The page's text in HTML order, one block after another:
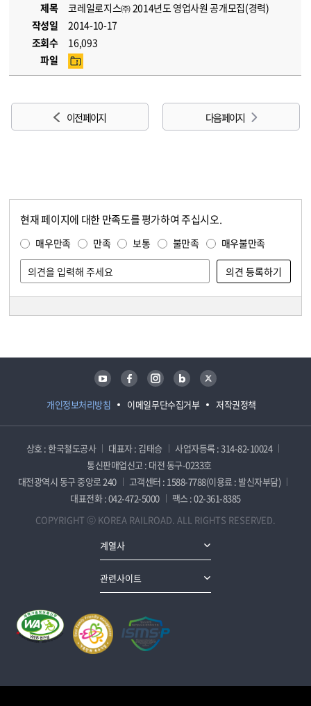
제목
코레일로지스㈜ 2014년도 영업사원 공개모집(경력)
작성일
2014-10-17
조회수
16,093
파일
이전 페이지 다음 페이지
현재 페이지에 대한 만족도를 평가하여 주십시오.
매우만족 만족 보통 불만족 매우불만족
개인정보처리방침 이메일무단수집거부 저작권정책
유튜브 페이스북 인스타그램 블로그 트위터
상호 : 한국철도공사 대표자 : 김태승
사업자등록 : 314-82-10024
통신판매업신고 : 대전 동구-0233호
대전광역시 동구 중앙로 240
고객센터 : 1588-7788(이용료 : 발신자부담)
대표전화 : 042-472-5000
팩스 : 02-361-8385
COPYRIGHT ⓒ KOREA RAILROAD. ALL RIGHTS RESERVED.
계열사
관련사이트